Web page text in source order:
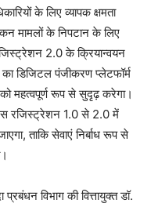
के लिए व्यापक क्षमता
मामलों के निपटान के लिए
2.0 के क्रियान्वयन
डिजिटल पंजीकरण प्लेटफॉर्म
महत्वपूर्ण रूप से सुदृढ़ करेगा।
रजिस्ट्रेशन 1.0 से 2.0 में
ताकि सेवाएं निर्बाध रूप से
विभाग की वित्तायुक्त डॉ.